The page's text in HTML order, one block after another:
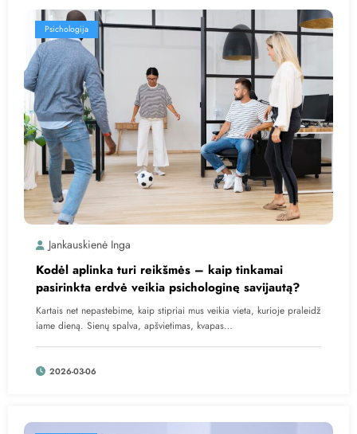
Psichologija
Jankauskienė Inga
Kodėl aplinka turi reikšmės – kaip tinkamai
pasirinkta erdvė veikia psichologinę savijautą?
Kartais net nepastebime, kaip stipriai mus veikia vieta, kurioje praleidž
iame dieną. Sienų spalva, apšvietimas, kvapas…
2026-03-06